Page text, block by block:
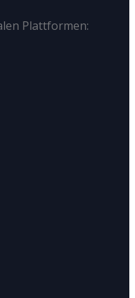
Plattformen: